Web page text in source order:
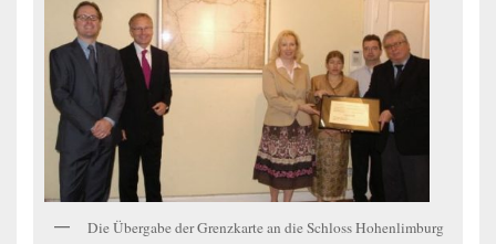
Die Übergabe der Grenzkarte an die Schloss Hohenlimburg